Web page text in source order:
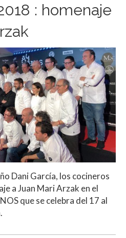
: homenaje
Dani García, los cocineros
a Juan Mari Arzak en el
que se celebra del 17 al